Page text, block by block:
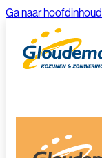
Ga naar hoofdinhoud